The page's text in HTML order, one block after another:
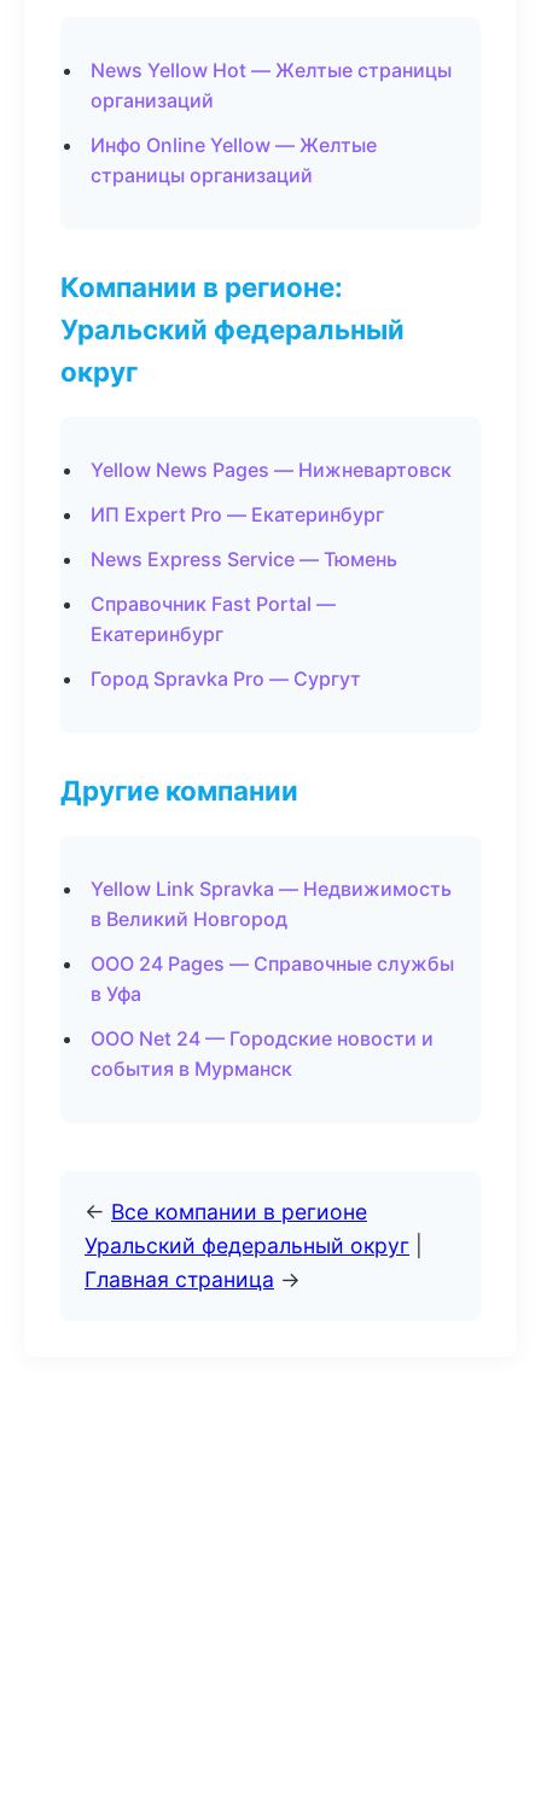
News Yellow Hot — Желтые страницы
организаций
Инфо Online Yellow — Желтые
страницы организаций
Компании в регионе:
Уральский федеральный
округ
Yellow News Pages — Нижневартовск
ИП Expert Pro — Екатеринбург
News Express Service — Тюмень
Справочник Fast Portal —
Екатеринбург
Город Spravka Pro — Сургут
Другие компании
Yellow Link Spravka — Недвижимость
в Великий Новгород
ООО 24 Pages — Справочные службы
в Уфа
ООО Net 24 — Городские новости и
события в Мурманск
← Все компании в регионе
Уральский федеральный округ
Главная страница →